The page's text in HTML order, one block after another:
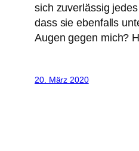
sich zuverlässig
dass sie ebenfalls
Augen gegen mich?
20. März 2020